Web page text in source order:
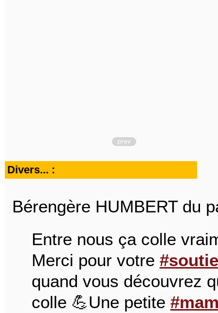
prev
Divers... :
Bérengère HUMBERT du
Entre nous ça colle
Merci pour votre
quand vous découvrez
colle 💪Une petite